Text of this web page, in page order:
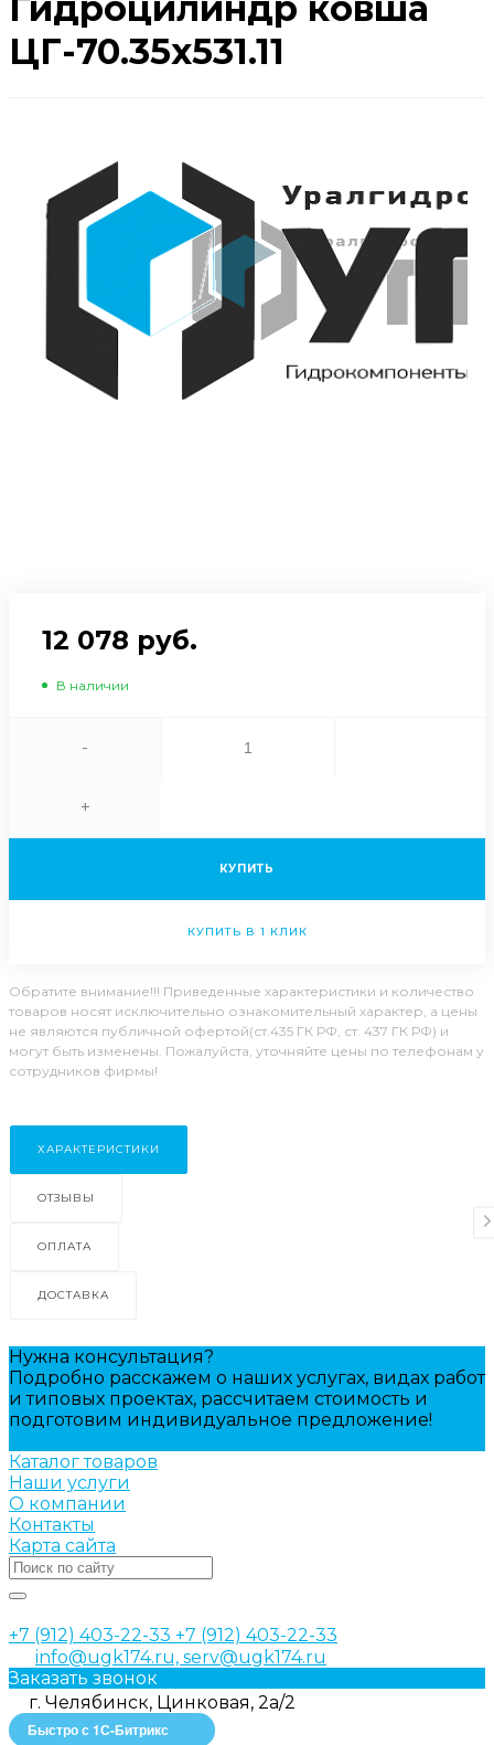
Гидроцилиндр ковша
ЦГ-70.35х531.11
12 078 руб.
В наличии
-
+
КУПИТЬ
КУПИТЬ В 1 КЛИК
Обратите внимание!!! Приведенные характеристики и количество
товаров носят исключительно ознакомительный характер, а цены
не являются публичной офертой(ст.435 ГК РФ, ст. 437 ГК РФ) и
могут быть изменены. Пожалуйста, уточняйте цены по телефонам у
сотрудников фирмы!
ХАРАКТЕРИСТИКИ
ОТЗЫВЫ
ОПЛАТА
ДОСТАВКА
Нужна консультация?
Подробно расскажем о наших услугах, видах работ
и типовых проектах, рассчитаем стоимость и
подготовим индивидуальное предложение!
Каталог товаров
Наши услуги
О компании
Контакты
Карта сайта
+7 (912) 403-22-33 +7 (912) 403-22-33
info@ugk174.ru, serv@ugk174.ru
Заказать звонок
г. Челябинск, Цинковая, 2а/2
Быстро с 1С-Битрикс